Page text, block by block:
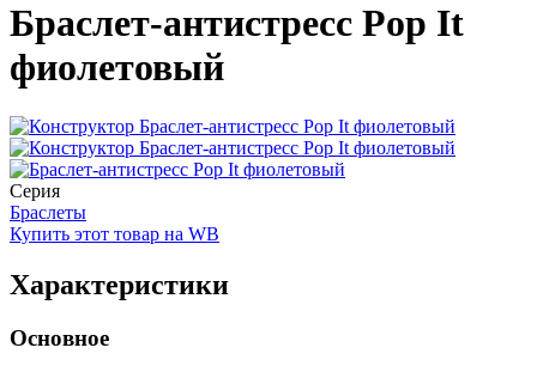
Браслет-антистресс Pop It
фиолетовый
Серия
Браслеты
Купить этот товар на WB
Характеристики
Основное